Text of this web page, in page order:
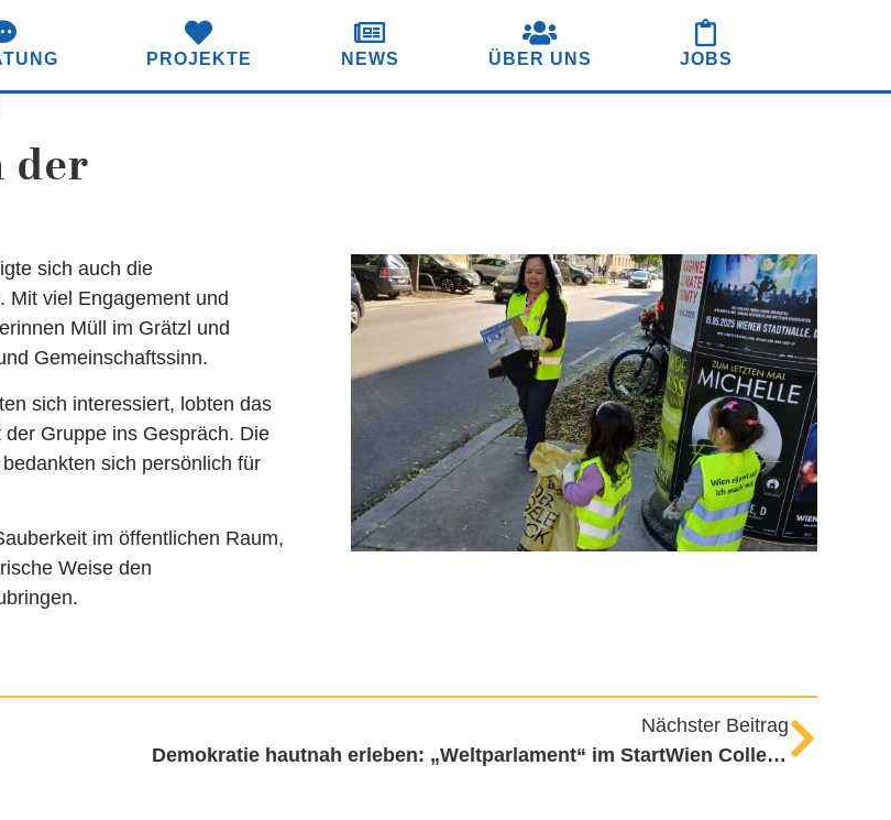
PROJEKTE NEWS ÜBER UNS JOBS
der
sich auch die
Mit viel Engagement und
Müll im Grätzl und
Gemeinschaftssinn.
sich interessiert, lobten das
Gruppe ins Gespräch. Die
sich persönlich für
im öffentlichen Raum,
Weise den
Nächster Beitrag
Demokratie hautnah erleben: „Weltparlament“ im StartWien College